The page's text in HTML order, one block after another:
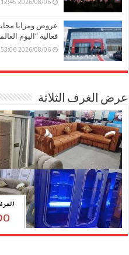
2026/08/06 3:12:45 مساءً
عروض ومزايا
فعالية “اليوم
2026/08/06 2:53:06 مساءً
عرض الغرف الثلاثة